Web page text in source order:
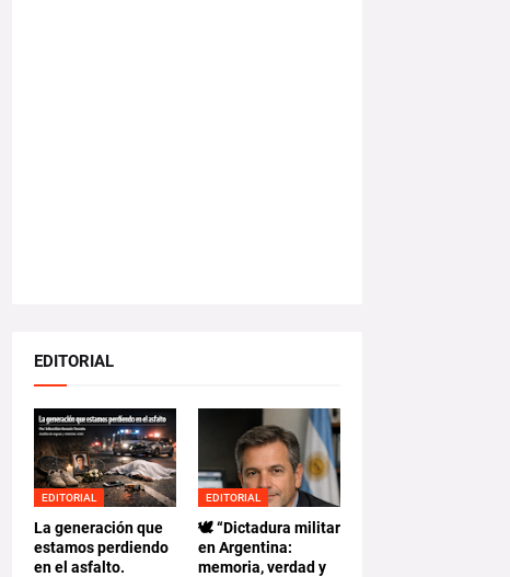
EDITORIAL
EDITORIAL
La generación que
estamos perdiendo
en el asfalto.
EDITORIAL
🕊️ “Dictadura militar
en Argentina:
memoria, verdad y